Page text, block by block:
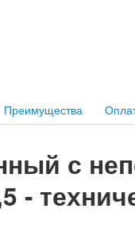
Преимущества
с
-